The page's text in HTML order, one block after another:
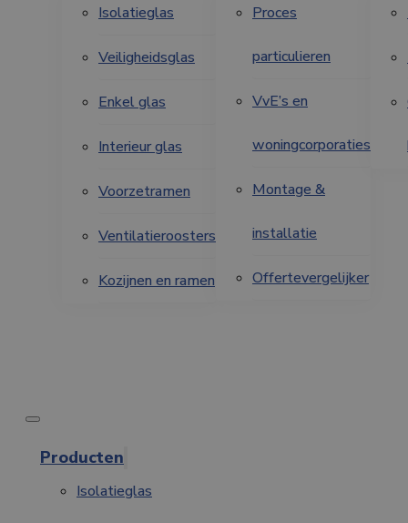
Isolatieglas
Veiligheidsglas
Enkel glas
Interieur glas
Voorzetramen
Ventilatieroosters
Kozijnen en ramen
Proces
particulieren
VvE’s en
woningcorporaties
Montage &
installatie
Offertevergelijker
Producten
Isolatieglas